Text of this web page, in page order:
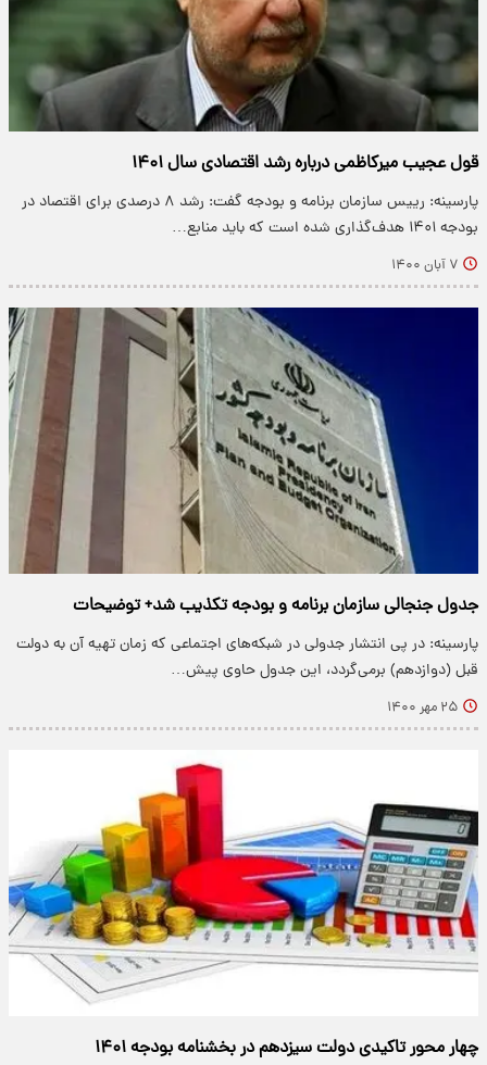
قول عجیب میرکاظمی درباره رشد اقتصادی سال ۱۴۰۱
پارسینه: رییس سازمان برنامه و بودجه گفت: رشد ۸ درصدی برای اقتصاد در
بودجه ۱۴۰۱ هدف‌گذاری شده است که باید منابع…
۷ آبان ۱۴۰۰
جدول جنجالی سازمان برنامه و بودجه تکذیب شد+ توضیحات
پارسینه: در پی انتشار جدولی در شبکه‌های اجتماعی که زمان تهیه آن به دولت
قبل (دوازدهم) برمی‌گردد، این جدول حاوی پیش…
۲۵ مهر ۱۴۰۰
چهار محور تاکیدی دولت سیزدهم در بخشنامه بودجه ۱۴۰۱